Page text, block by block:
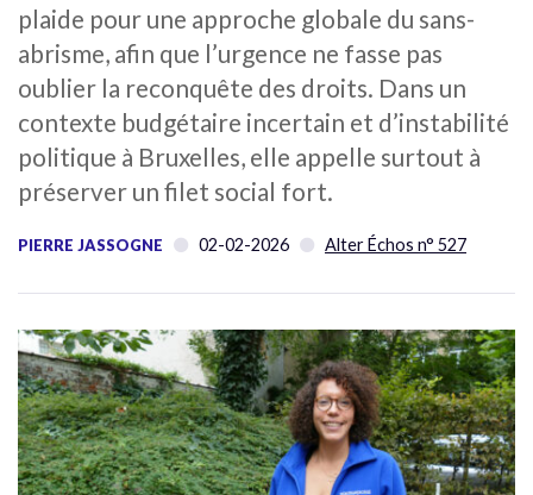
plaide pour une approche globale du sans-
abrisme, afin que l’urgence ne fasse pas
oublier la reconquête des droits. Dans un
contexte budgétaire incertain et d’instabilité
politique à Bruxelles, elle appelle surtout à
préserver un filet social fort.
PIERRE JASSOGNE 02-02-2026 Alter Échos n° 527